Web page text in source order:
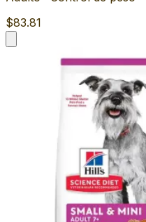
$83.81